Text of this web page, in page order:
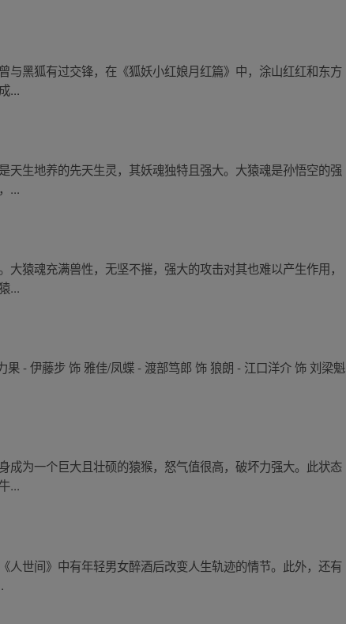
黑狐有过交锋，在《狐妖小红娘月红篇》中，涂山红红和东方
...
生地养的先天生灵，其妖魂独特且强大。大猿魂是孙悟空的强
...
猿魂充满兽性，无坚不摧，强大的攻击对其也难以产生作用，
...
- 伊藤步 饰 雅佳/凤蝶 - 渡部笃郎 饰 狼朗 - 江口洋介 饰 刘梁魁
为一个巨大且壮硕的猿猴，怒气值很高，破坏力强大。此状态
...
世间》中有年轻男女醉酒后改变人生轨迹的情节。此外，还有